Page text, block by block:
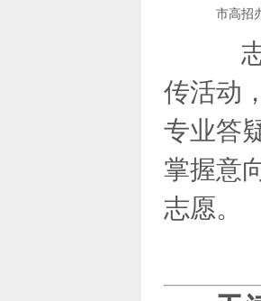
市高招办
志
传活动
专业答
掌握意
志愿。